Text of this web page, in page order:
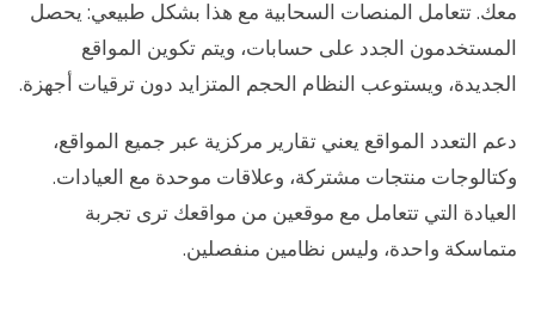
معك. تتعامل المنصات السحابية مع هذا بشكل طبيعي: يحصل
المستخدمون الجدد على حسابات، ويتم تكوين المواقع
الجديدة، ويستوعب النظام الحجم المتزايد دون ترقيات أجهزة.
دعم التعدد المواقع يعني تقارير مركزية عبر جميع المواقع،
وكتالوجات منتجات مشتركة، وعلاقات موحدة مع العيادات.
العيادة التي تتعامل مع موقعين من مواقعك ترى تجربة
متماسكة واحدة، وليس نظامين منفصلين.